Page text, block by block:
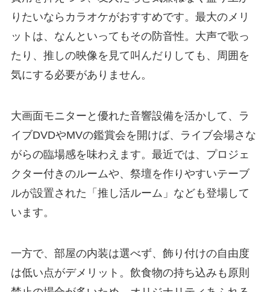
りたいならカラオケがおすすめです。最大のメリ
ットは、なんといってもその防音性。大声で歌っ
たり、推しの映像を見て叫んだりしても、周囲を
気にする必要がありません。
大画面モニターと優れた音響設備を活かして、ラ
イブDVDやMVの鑑賞会を開けば、ライブ会場さな
がらの臨場感を味わえます。最近では、プロジェ
クター付きのルームや、祭壇を作りやすいテーブ
ルが設置された「推し活ルーム」なども登場して
います。
一方で、部屋の内装は選べず、飾り付けの自由度
は低い点がデメリット。飲食物の持ち込みも原則